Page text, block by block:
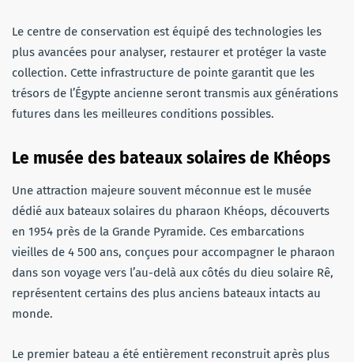
Le centre de conservation est équipé des technologies les
plus avancées pour analyser, restaurer et protéger la vaste
collection. Cette infrastructure de pointe garantit que les
trésors de l’Égypte ancienne seront transmis aux générations
futures dans les meilleures conditions possibles.
Le musée des bateaux solaires de Khéops
Une attraction majeure souvent méconnue est le musée
dédié aux bateaux solaires du pharaon Khéops, découverts
en 1954 près de la Grande Pyramide. Ces embarcations
vieilles de 4 500 ans, conçues pour accompagner le pharaon
dans son voyage vers l’au-delà aux côtés du dieu solaire Rê,
représentent certains des plus anciens bateaux intacts au
monde.
Le premier bateau a été entièrement reconstruit après plus